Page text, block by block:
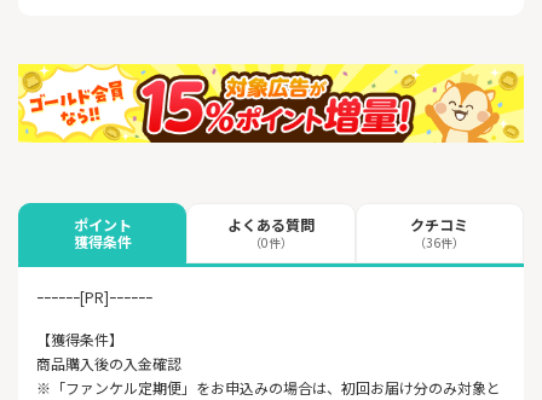
ポイント
獲得条件
よくある質問
（0件）
クチコミ
（36件）
ｰｰｰｰｰｰ[PR]ｰｰｰｰｰｰ
【獲得条件】
商品購入後の入金確認
※「ファンケル定期便」をお申込みの場合は、初回お届け分のみ対象と